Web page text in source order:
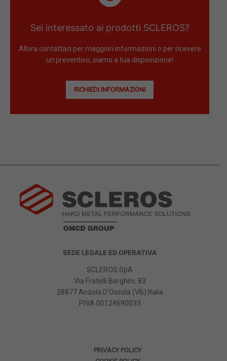
Sei interessato ai prodotti SCLEROS?
Allora contattaci per maggiori informazioni o per ricevere
un preventivo, siamo a tua disposizione!
RICHIEDI INFORMAZIONI
SEDE LEGALE ED OPERATIVA
SCLEROS SpA
Via Fratelli Borghini, 83
28877 Anzola D’Ossola (VB) Italia
P.IVA 00124690033
PRIVACY POLICY